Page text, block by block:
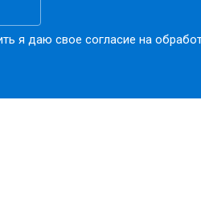
я даю свое согласие на